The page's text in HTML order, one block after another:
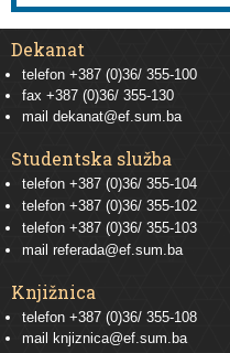
Dekanat
telefon +387 (0)36/ 355-100
fax +387 (0)36/ 355-130
mail dekanat@ef.sum.ba
Studentska služba
telefon +387 (0)36/ 355-104
telefon +387 (0)36/ 355-102
telefon +387 (0)36/ 355-103
mail referada@ef.sum.ba
Knjižnica
telefon +387 (0)36/ 355-108
mail
knjiznica@ef.sum.ba